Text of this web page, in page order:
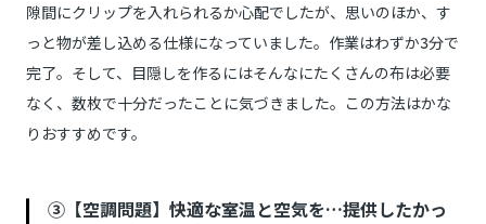
隙間にクリップを入れられるか心配でしたが、思いのほか、す
っと物が差し込める仕様になっていました。作業はわずか3分で
完了。そして、目隠しを作るにはそんなにたくさんの布は必要
なく、数枚で十分だったことに気づきました。この方法はかな
りおすすめです。
③【空調問題】快適な室温と空気を…提供したかっ